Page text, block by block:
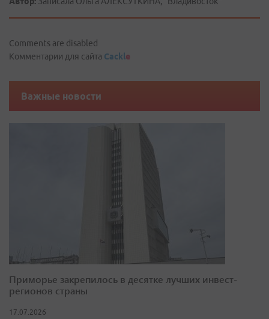
Comments are disabled
Комментарии для сайта Cackle
Важные новости
Приморье закрепилось в десятке лучших инвест-
регионов страны
17.07.2026